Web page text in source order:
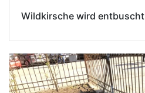
Wildkirsche wird entbuscht